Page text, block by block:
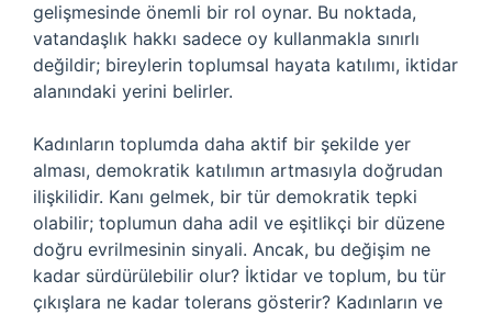
gelişmesinde önemli bir rol oynar. Bu noktada,
vatandaşlık hakkı sadece oy kullanmakla sınırlı
değildir; bireylerin toplumsal hayata katılımı, iktidar
alanındaki yerini belirler.
Kadınların toplumda daha aktif bir şekilde yer
alması, demokratik katılımın artmasıyla doğrudan
ilişkilidir. Kanı gelmek, bir tür demokratik tepki
olabilir; toplumun daha adil ve eşitlikçi bir düzene
doğru evrilmesinin sinyali. Ancak, bu değişim ne
kadar sürdürülebilir olur? İktidar ve toplum, bu tür
çıkışlara ne kadar tolerans gösterir? Kadınların ve